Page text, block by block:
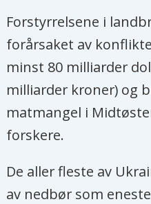
Forstyrrelsene i
forårsaket av
minst 80 milliarder
milliarder kroner) og
matmangel i
forskere.
De aller fleste av
av nedbør som